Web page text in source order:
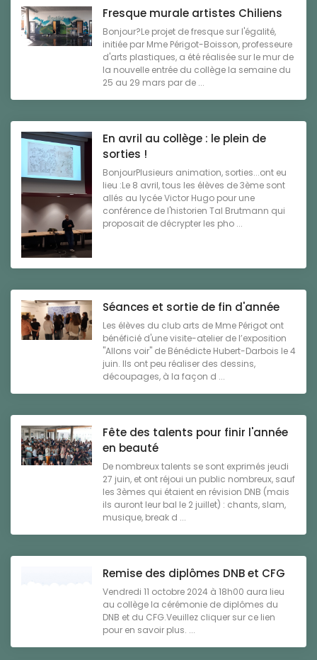
Fresque murale artistes Chiliens
Bonjour?Le projet de fresque sur l'égalité,
initiée par Mme Périgot-Boisson, professeure
d'arts plastiques, a été réalisée sur le mur de
la nouvelle entrée du collège la semaine du
25 au 29 mars par de ...
En avril au collège : le plein de
sorties !
BonjourPlusieurs animation, sorties...ont eu
lieu :Le 8 avril, tous les élèves de 3ème sont
allés au lycée Victor Hugo pour une
conférence de l'historien Tal Brutmann qui
proposait de décrypter les pho ...
Séances et sortie de fin d'année
Les élèves du club arts de Mme Périgot ont
bénéficié d'une visite-atelier de l’exposition
"Allons voir" de Bénédicte Hubert-Darbois le 4
juin. Ils ont peu réaliser des dessins,
découpages, à la façon d ...
Fête des talents pour finir l'année
en beauté
De nombreux talents se sont exprimés jeudi
27 juin, et ont réjoui un public nombreux, sauf
les 3èmes qui étaient en révision DNB (mais
ils auront leur bal le 2 juillet) : chants, slam,
musique, break d ...
Remise des diplômes DNB et CFG
Vendredi 11 octobre 2024 à 18h00 aura lieu
au collège la cérémonie de diplômes du
DNB et du CFG.Veuillez cliquer sur ce lien
pour en savoir plus. ...